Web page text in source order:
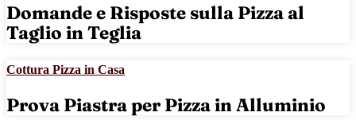
Domande e Risposte sulla Pizza al
Taglio in Teglia
Cottura Pizza in Casa
Prova Piastra per Pizza in Alluminio